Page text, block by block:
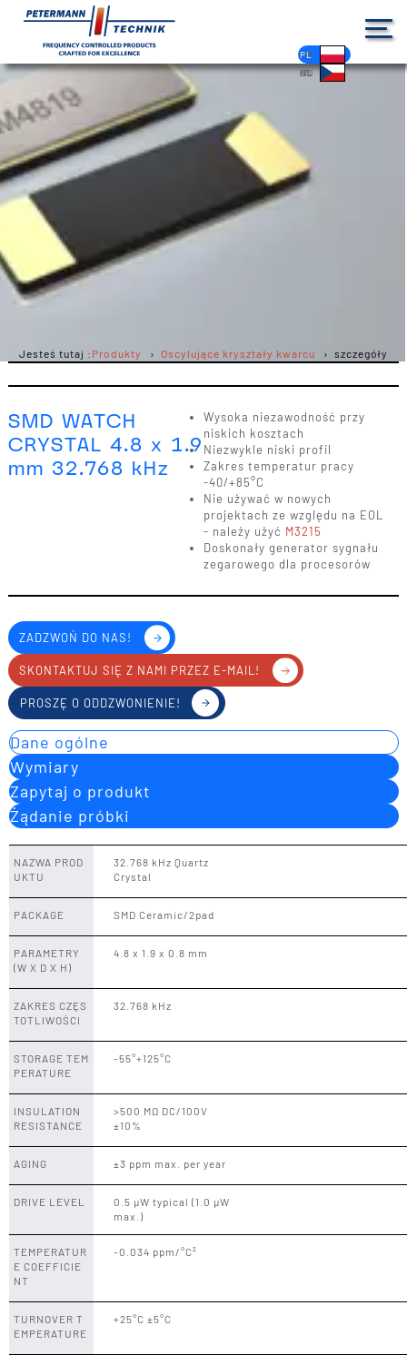
DE
EN
FR
ES
PL
IT
NL
HU
CS
Jesteś tutaj : Produkty Oscylujące kryształy kwarcu szczegóły
SMD WATCH
CRYSTAL 4.8 x 1.9
mm 32.768 kHz
Wysoka niezawodność przy
niskich kosztach
Niezwykle niski profil
Zakres temperatur pracy
-40/+85°C
Nie używać w nowych
projektach ze względu na EOL
- należy użyć M3215
Doskonały generator sygnału
zegarowego dla procesorów
ZADZWOŃ DO NAS!
SKONTAKTUJ SIĘ Z NAMI PRZEZ E-MAIL!
PROSZĘ O ODDZWONIENIE!
Dane ogólne
Wymiary
Zapytaj o produkt
Żądanie próbki
NAZWA PROD
UKTU
32.768 kHz Quartz
Crystal
PACKAGE SMD Ceramic/2pad
PARAMETRY
(W X D X H)
4.8 x 1.9 x 0.8 mm
ZAKRES CZĘS
TOTLIWOŚCI
32.768 kHz
STORAGE TEM
PERATURE
-55°+125°C
INSULATION
RESISTANCE
>500 MΩ DC/100V
±10%
AGING ±3 ppm max. per year
DRIVE LEVEL
0.5 µW typical (1.0 µW
max.)
TEMPERATUR
E COEFFICIE
NT
-0.034 ppm/°C²
TURNOVER T
EMPERATURE
+25°C ±5°C